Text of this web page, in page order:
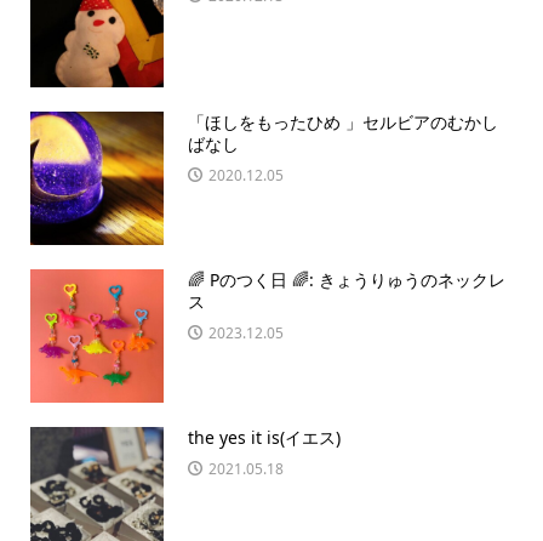
「ほしをもったひめ 」セルビアのむかし
ばなし
2020.12.05
🌈 Pのつく日 🌈: きょうりゅうのネックレ
ス
2023.12.05
the yes it is(イエス)
2021.05.18